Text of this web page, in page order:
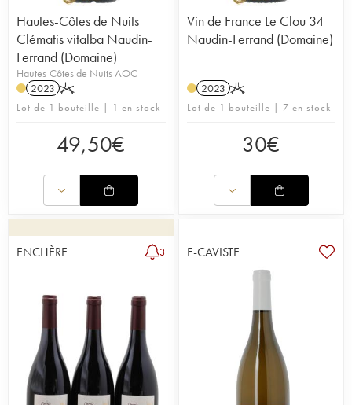
Hautes-Côtes de Nuits
Clématis vitalba Naudin-
Ferrand (Domaine)
Hautes-Côtes de Nuits AOC
2023 K
Lot de 1 bouteille | 1 en stock
49,50€
Vin de France Le Clou 34
Naudin-Ferrand (Domaine)
2023 K
Lot de 1 bouteille | 7 en stock
30€
ENCHÈRE 3 E-CAVISTE